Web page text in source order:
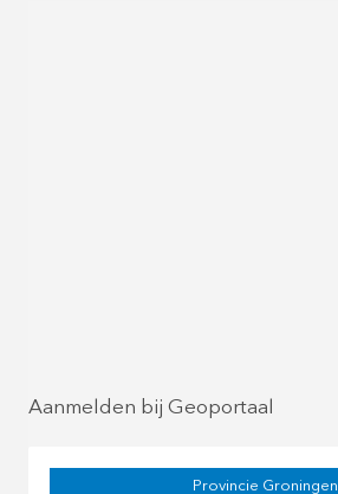
Aanmelden bij Geoportaal
Provincie Groningen